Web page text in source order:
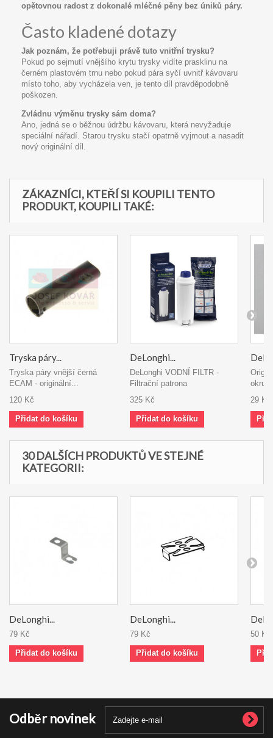
opětovnou radost z dokonalé mléčné pěny bez úniků páry.
Často kladené dotazy
Jak poznám, že potřebuji právě tuto vnitřní trysku?
Pokud po sejmutí vnějšího krytu trysky vidíte prasklinu na
černém plastovém trnu nebo pokud pára syčí uvnitř kávovaru
místo toho, aby vycházela ven, je tento díl pravděpodobně
poškozen.
Zvládnu výměnu trysky sám doma?
Ano, jedná se o běžnou údržbu kávovaru, která nevyžaduje
speciální nářadí. Starou trysku stačí opatrně vyjmout a nasadit
nový originální díl.
ZÁKAZNÍCI, KTEŘÍ SI KOUPILI TENTO
PRODUKT, KOUPILI TAKÉ:
Tryska páry...
Tryska páry vnější černá
ECAM - originální...
120 Kč
Přidat do košíku
DeLonghi...
DeLonghi VODNÍ FILTR -
Filtrační patrona
325 Kč
Přidat do košíku
29 Kč
30 DALŠÍCH PRODUKTŮ VE STEJNÉ
KATEGORII:
DeLonghi...
79 Kč
Přidat do košíku
DeLonghi...
79 Kč
Přidat do košíku
50 Kč
Odběr novinek